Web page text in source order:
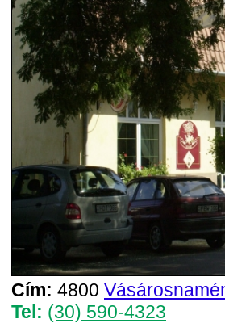
Cím: 4800
Tel: (30) 590-4323